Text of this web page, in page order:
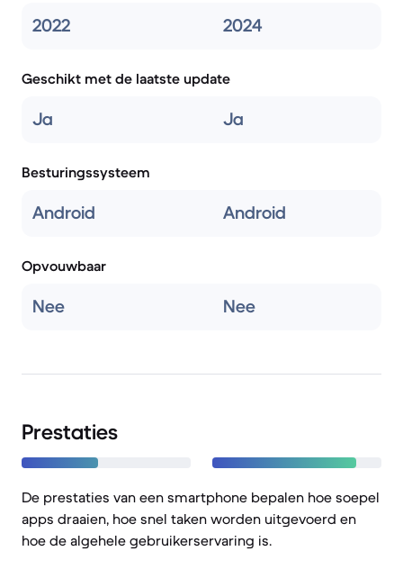
2022 2024
Geschikt met de laatste update
Ja Ja
Besturingssysteem
Android Android
Opvouwbaar
Nee Nee
Prestaties
De prestaties van een smartphone bepalen hoe soepel
apps draaien, hoe snel taken worden uitgevoerd en
hoe de algehele gebruikerservaring is.